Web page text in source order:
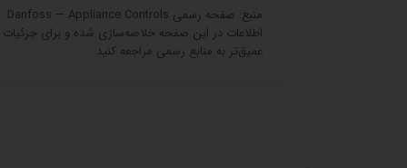
اطلاعات در این صفحه خلاصه‌سازی شده و برای
عمیق‌تر به منابع رسمی مراجعه کنید.